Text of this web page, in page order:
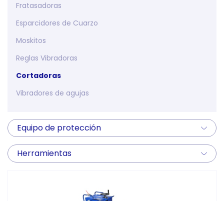
Fratasadoras
Esparcidores de Cuarzo
Moskitos
Reglas Vibradoras
Cortadoras
Vibradores de agujas
Equipo de protección
Herramientas